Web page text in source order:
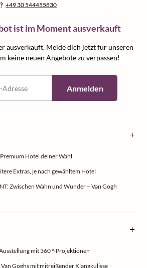
+49 30 544455830
ist im Moment ausverkauft
ausverkauft. Melde dich jetzt für unseren
keine neuen Angebote zu verpassen!
Anmelden
Hotel deiner Wahl
Extras, je nach gewähltem Hotel
Zwischen Wahn und Wunder – Van Gogh
mit 360 °-Projektionen
Goghs mit mitreißender Klangkulisse